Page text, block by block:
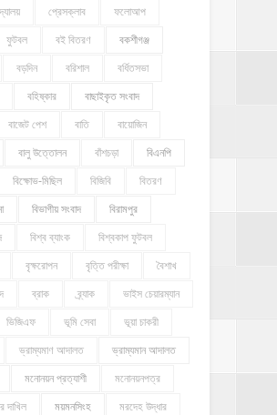
প্রেসক্লাব ফলোআপ
ফুটবল বই বিতরণ বকশীগঞ্জ
বড়দিন বরিশাল বর্ধিতসভা
বহিষ্কার বাছাইকৃত সংবাদ
বাজেট পেশ বাতি বায়োজিন
বালু উত্তোলন বাঁশচড়া বিএনপি
বিক্ষোভ-মিছিল বিজিবি বিতরণ
বিভাগীয় সংবাদ বিরামপুর
বিশ্ব ব্যাংক বিশ্বকাপ ফুটবল
বৃক্ষরোপন বৃত্তি পরীক্ষা বৈশাখ
ব্রাক ব্র্যাক ভাইস চেয়ারম্যান
ভিজিএফ ভূমি সেবা ভূয়া চাকরী
ভ্রাম্যমাণ আদালত ভ্রাম্যমান আদালত
মনোনয়ন প্রত্যাশী মনোনয়নপত্র
দাখিল ময়মনসিংহ মরদেহ উদ্ধার